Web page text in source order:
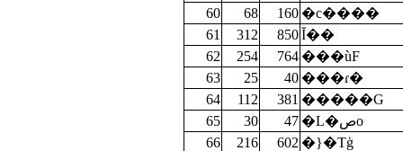
60
68 160 �c����
61
312 850 Ĭ��
62
254 764 ���ùF
63
25 40 ���ɾ�
64
112 381 �����G
65
30 47
�L�صo
66
216 602 �}�Tģ